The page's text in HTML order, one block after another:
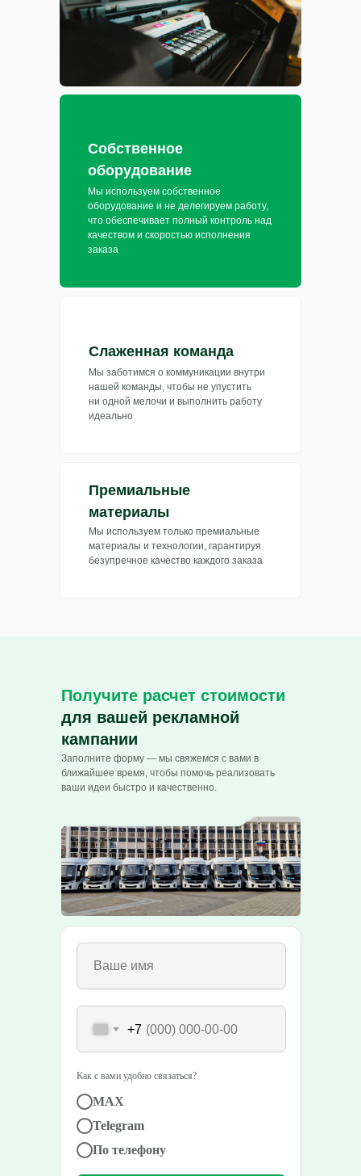
Собственное
оборудование
Мы используем собственное
оборудование и не делегируем работу,
что обеспечивает полный контроль над
качеством и скоростью исполнения
заказа
Премиальные
материалы
Мы используем только премиальные
материалы и технологии, гарантируя
безупречное качество каждого заказа
Слаженная команда
Мы заботимся о коммуникации внутри
нашей команды, чтобы не упустить
ни одной мелочи и выполнить работу
идеально
Получите расчет стоимости
для вашей рекламной
кампании
Заполните форму — мы свяжемся с вами в
ближайшее время, чтобы помочь реализовать
ваши идеи быстро и качественно.
+7
Как с вами удобно связаться?
MAX
Telegram
По телефону